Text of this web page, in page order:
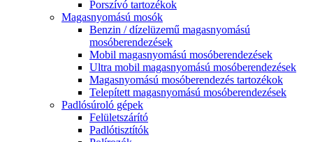
Porszívó tartozékok
Magasnyomású mosók
Benzin / dízelüzemű magasnyomású
mosóberendezések
Mobil magasnyomású mosóberendezések
Ultra mobil magasnyomású mosóberendezések
Magasnyomású mosóberendezés tartozékok
Telepített magasnyomású mosóberendezések
Padlósúroló gépek
Felületszárító
Padlótisztítók